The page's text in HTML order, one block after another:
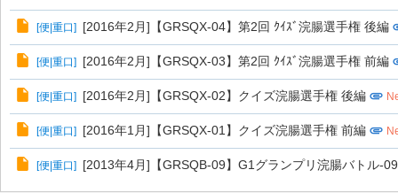
[便|重口] [2016年2月]【GRSQX-04】第2回 ｸｲｽﾞ浣腸選手権 後編
[便|重口] [2016年2月]【GRSQX-03】第2回 ｸｲｽﾞ浣腸選手権 前編
[便|重口] [2016年2月]【GRSQX-02】クイズ浣腸選手権 後編
[便|重口] [2016年1月]【GRSQX-01】クイズ浣腸選手権 前編
[便|重口] [2013年4月]【GRSQB-09】G1グランプリ浣腸バトル-